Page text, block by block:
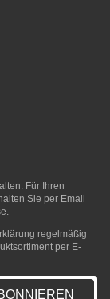
Für Ihren
Sie per Email
regelmäßig
per E-